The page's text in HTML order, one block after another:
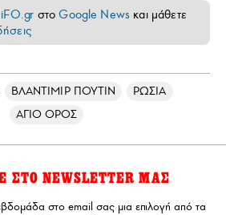
στοGoogle News και μάθετε
ΒΛΑΝΤΙΜΙΡ ΠΟΥΤΙΝ
ΡΩΣΙΑ
ΑΓΙΟ ΟΡΟΣ
ΣΤΟ NEWSLETTER ΜΑΣ
στο email σας μια επιλογή από τα